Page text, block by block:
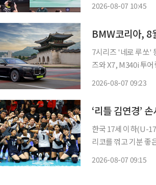
2026-08-07 10:45
7시리즈 '네로 루쏘' 등 총
즈와 X7, M340i 투어링 기반
2026-08-07 09:23
한국 17세 이하(U-
리코를 꺾고 기분 좋은 출발을 알렸다. 이승여 감
2026-08-07 09:15